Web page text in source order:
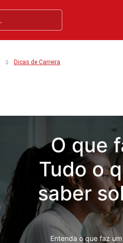
Dicas de Carreira
O que
Tudo o
saber
Entenda o que faz